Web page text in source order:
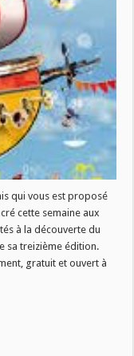
qui vous est proposé
cette semaine aux
à la découverte du
sa treizième édition.
gratuit et ouvert à